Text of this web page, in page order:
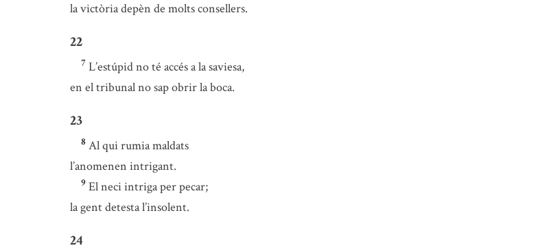
la victòria depèn de molts consellers.
22
7 L’estúpid no té accés a la saviesa,
en el tribunal no sap obrir la boca.
23
8 Al qui rumia maldats
l’anomenen intrigant.
9 El neci intriga per pecar;
la gent detesta l’insolent.
24